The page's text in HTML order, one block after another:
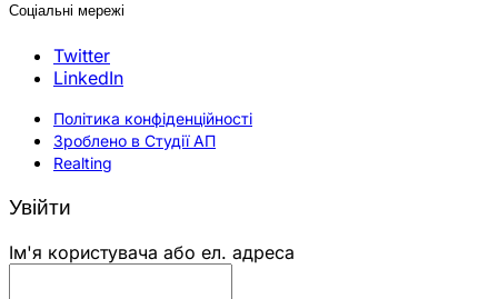
Соціальні мережі
Twitter
LinkedIn
Політика конфіденційності
Зроблено в Студії АП
Realting
Увійти
Ім'я користувача або ел. адреса